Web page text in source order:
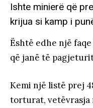
Ishte minierë që
krijua si kamp i
Është edhe një
që janë të
Kemi një listë prej
torturat, vetëvrasja